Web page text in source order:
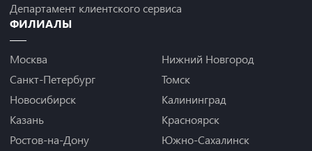
Департамент клиентского сервиса
ФИЛИАЛЫ
Москва
Санкт-Петербург
Новосибирск
Казань
Ростов-на-Дону
Нижний Новгород
Томск
Калининград
Красноярск
Южно-Сахалинск